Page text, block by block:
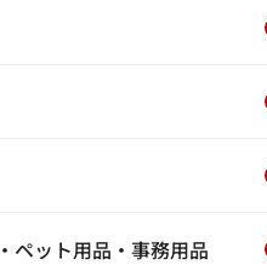
ペット用品・事務用品